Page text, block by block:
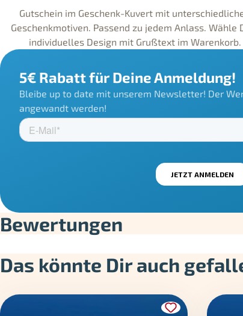
Gutschein im Geschenk-Kuvert mit
Geschenkmotiven. Passend zu jedem Anlass. Wähle
individuelles Design mit Grußtext im Warenkorb.
5€ Rabatt für Deine Anmeldung!
Bleibe up to date mit unserem Newsletter! Der
angewandt werden!
Bewertungen
Das könnte Dir auch